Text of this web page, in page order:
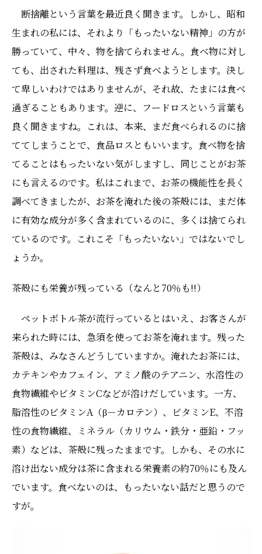
断捨離という言葉を最近良く聞きます。しかし、昭和
生まれの私には、それより「もったいない精神」の方が
勝っていて、中々、物を捨てられません。食べ物に対し
ても、出された料理は、残さず食べようとします。決し
て卑しいわけではありませんが、それ故、たまには食べ
過ぎることもあります。逆に、フードロスという言葉も
良く聞きますね。これは、本来、まだ食べられるのに捨
ててしまうことで、食品ロスともいいます。食べ物を捨
てることはもったいない気がしますし、同じことがお茶
にも言えるのです。私はこれまで、お茶の機能性を長く
調べてきましたが、お茶を淹れた後の茶殻には、まだ体
に有効な成分が多く含まれているのに、多くは捨てられ
ているのです。これこそ「もったいない」ではないでし
ょうか。
茶殻にも栄養が残っている（なんと70％も!!）
ペットボトル茶が流行っているとはいえ、お客さんが
来られた時には、急須を使ってお茶を淹れます。残った
茶殻は、みなさんどうしていますか。淹れたお茶には、
カテキンやカフェイン、アミノ酸のテアニン、水溶性の
食物繊維やビタミンCなどが溶けだしています。一方、
脂溶性のビタミンA（β－カロテン）、ビタミンE、不溶
性の食物繊維、ミネラル（カリウム・鉄分・亜鉛・フッ
素）などは、茶殻に残ったままです。しかも、その水に
溶け出ない成分は茶に含まれる栄養素の約70％にも及ん
でいます。食べないのは、もったいない話だと思うので
すが。